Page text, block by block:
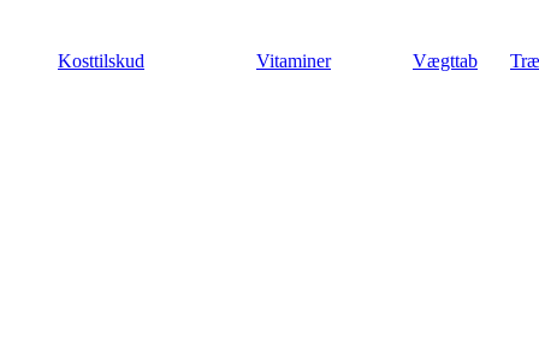
indholdKosttilskud Vitaminer Vægttab